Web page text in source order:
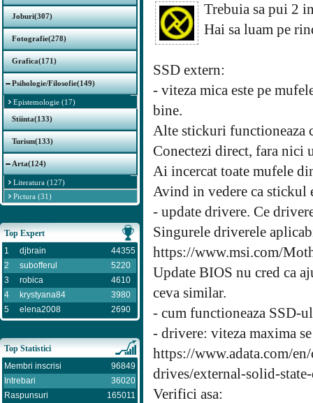
Joburi(307)
Fotografie(278)
Grafica(171)
Psihologie/Filosofie(149)
Epistemologie (17)
Stiinta(133)
Turism(133)
Arta(124)
Literatura (127)
Pictura (31)
Top Expert
1
djbrain
44355
2
subofferul
5220
3
robica
4610
4
krystyana84
3980
5
elena2008 2690
Top Statistici
Membri inscrisi
96849
Intrebari
36020
Raspunsuri
165011
Trebuia sa pui 2
Hai sa luam pe
SSD extern:
- viteza mica este pe
bine.
Alte stickuri functioneaza
Conectezi direct, fara nici
Ai incercat toate mufele
Avind in vedere ca stickul
- update drivere. Ce
Singurele driverele
https://www.msi.com/
Update BIOS nu cred ca
ceva similar.
- cum functioneaza SSD-
- drivere: viteza maxima
https://www.adata.com/
drives/external-solid-
Verifici asa: